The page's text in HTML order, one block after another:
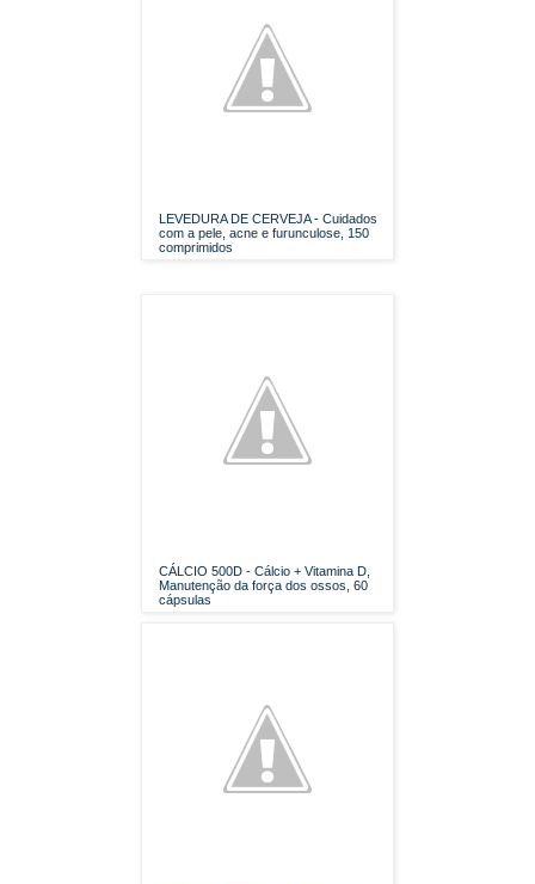
LEVEDURA DE CERVEJA - Cuidados
com a pele, acne e furunculose, 150
comprimidos
CÁLCIO 500D - Cálcio + Vitamina D,
Manutenção da força dos ossos, 60
cápsulas